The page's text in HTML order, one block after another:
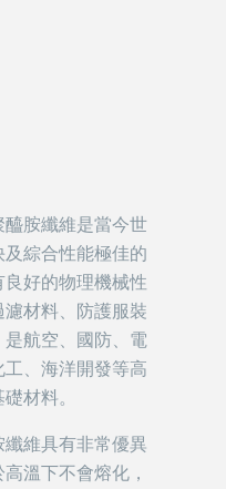
醯胺纖維是當今世
綜合性能極佳的
好的物理機械性
材料、防護服裝
航空、國防、電
、海洋開發等高
材料。
維具有非常優異
溫下不會熔化，